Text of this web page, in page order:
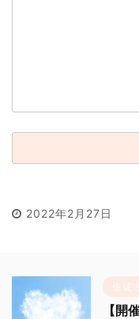
2022年2月27日
生徒
【開